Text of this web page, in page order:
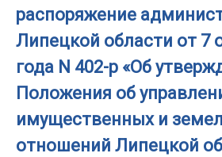
распоряжение
Липецкой области от 7
года N 402-р «Об
Положения об
имущественных и
отношений Липецкой